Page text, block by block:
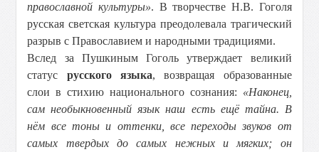
православной культуры». В творчестве Н.В. Гоголя
русская светская культура преодолевала трагический
разрыв с Православием и народными традициями.
Вслед за Пушкиным Гоголь утверждает великий
статус русского языка, возвращая образованные
слои в стихию национального сознания: «Наконец,
сам необыкновенный язык наш есть ещё тайна. В
нём все тоны и оттенки, все переходы звуков от
самых твердых до самых нежных и мягких; он